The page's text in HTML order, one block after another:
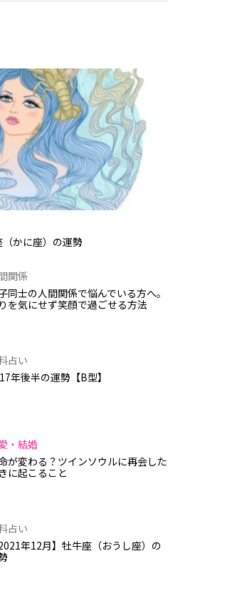
（かに座）の運勢
関係
同士の人間関係で悩んでいる方へ。
を気にせず笑顔で過ごせる方法
占い
年後半の運勢【B型】
・結婚
が変わる？ツインソウルに再会した
に起こること
占い
2021年12月】牡牛座（おうし座）の